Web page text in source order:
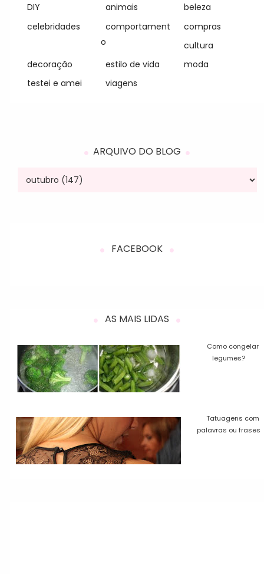
DIY animais
beleza
celebridades
comportament
o
compras
cultura
decoração
estilo de vida
moda
testei e amei
viagens
ARQUIVO DO BLOG
FACEBOOK
AS MAIS LIDAS
Como congelar
legumes?
Tatuagens com
palavras ou frases